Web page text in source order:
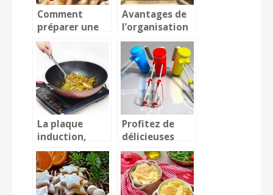
Comment
préparer une
tarte aux
pommes ?
Avantages de
l’organisation
d’un baptême
dans un
restaurant
La plaque
induction,
devenue un
matériel
indispensable
dans la cuisine
Profitez de
délicieuses
pâtisseries
chez soi